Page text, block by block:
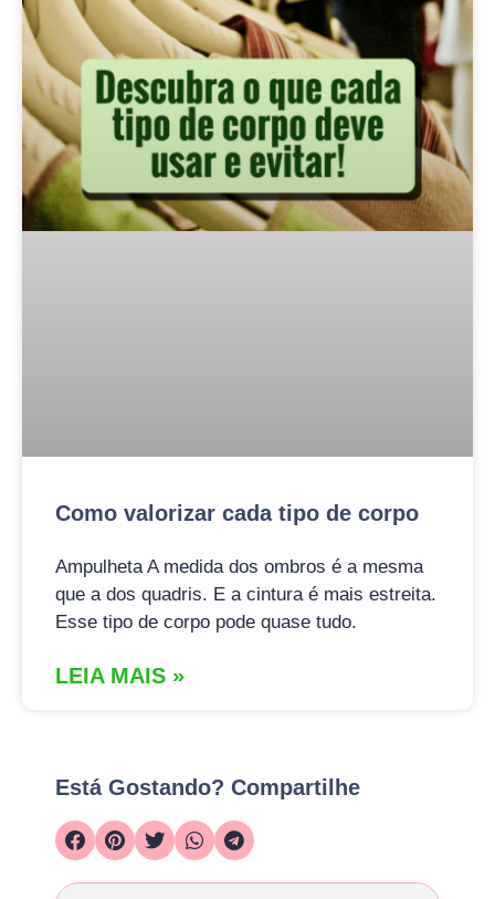
Como valorizar cada tipo de corpo
Ampulheta A medida dos ombros é a mesma
que a dos quadris. E a cintura é mais estreita.
Esse tipo de corpo pode quase tudo.
LEIA MAIS »
Está Gostando? Compartilhe